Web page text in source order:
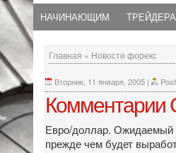
НАЧИНАЮЩИМ
Главная » Новости форекс
Вторник, 11 января, 2005 |
Комментарии
Евро/доллар. Ожидаемый
прежде чем будет